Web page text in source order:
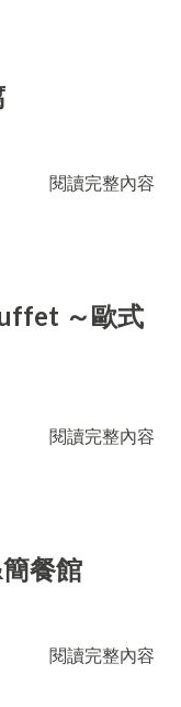
閱讀完整內容
～歐式
閱讀完整內容
餐館
閱讀完整內容